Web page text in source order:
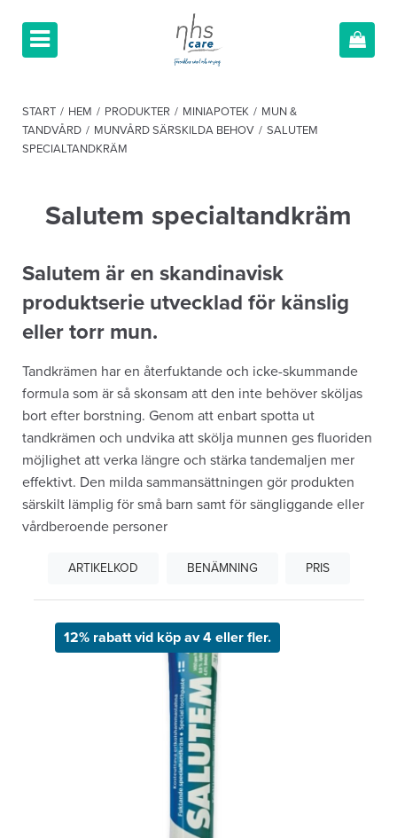
START / HEM / PRODUKTER / MINIAPOTEK / MUN &
TANDVÅRD / MUNVÅRD SÄRSKILDA BEHOV / SALUTEM
SPECIALTANDKRÄM
Salutem specialtandkräm
Salutem är en skandinavisk
produktserie utvecklad för känslig
eller torr mun.
Tandkrämen har en återfuktande och icke-skummande
formula som är så skonsam att den inte behöver sköljas
bort efter borstning. Genom att enbart spotta ut
tandkrämen och undvika att skölja munnen ges fluoriden
möjlighet att verka längre och stärka tandemaljen mer
effektivt. Den milda sammansättningen gör produkten
särskilt lämplig för små barn samt för sängliggande eller
vårdberoende personer
ARTIKELKOD BENÄMNING PRIS
12% rabatt vid köp av 4 eller fler.